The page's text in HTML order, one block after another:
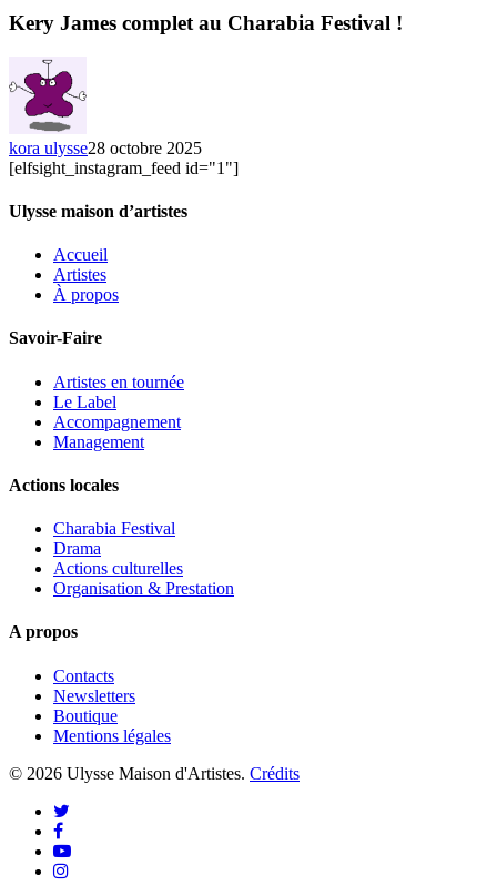
complet
Kery James complet au Charabia Festival !
kora ulysse28 octobre 2025
[elfsight_instagram_feed id="1"]
Ulysse maison d’artistes
Accueil
Artistes
À propos
Savoir-Faire
Artistes en tournée
Le Label
Accompagnement
Management
Actions locales
Charabia Festival
Drama
Actions culturelles
Organisation & Prestation
A propos
Contacts
Newsletters
Boutique
Mentions légales
© 2026 Ulysse Maison d'Artistes. Crédits
twitter
facebook
youtube
instagram